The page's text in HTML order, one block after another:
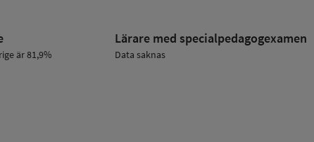
är 81,9%
Lärare med specialpedagog­examen
Data saknas